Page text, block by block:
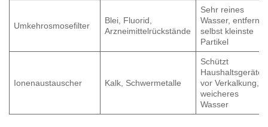
Umkehrosmosefilter
Blei, Fluorid,
Arzneimittelrückstände
Sehr reines
Wasser, entfernt
selbst kleinste
Partikel
Ionenaustauscher Kalk, Schwermetalle
Schützt
Haushaltsgeräte
vor Verkalkung,
weicheres
Wasser